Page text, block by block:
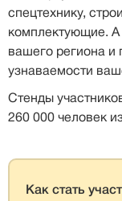
спецтехнику,
комплектующие.
вашего региона и
узнаваемости
Стенды
260 000 человек
Как стать